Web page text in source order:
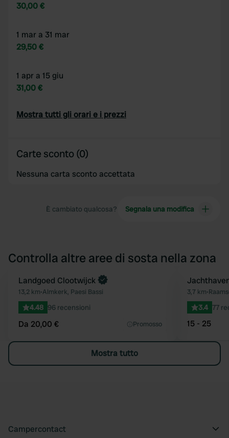
30,00 €
1 mar a 31 mar
29,50 €
1 apr a 15 giu
31,00 €
Mostra tutti gli orari e i prezzi
Carte sconto (0)
Nessuna carta sconto accettata
È cambiato qualcosa? Segnala una modifica
Controlla altre aree di sosta nella zona
Preferito
Prenota ora
Landgoed Clootwijck
13,2 km•Almkerk, Paesi Bassi
4.48 96 recensioni
Da 20,00 € Promosso
Prenota ora
3,7 km•
3.4 77
15 - 25
Mostra tutto
Campercontact